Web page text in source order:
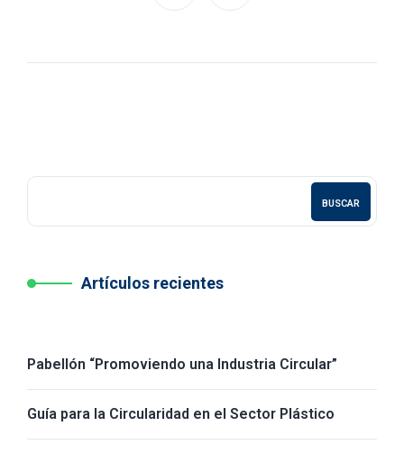
BUSCAR
Artículos recientes
Pabellón “Promoviendo una Industria Circular”
Guía para la Circularidad en el Sector Plástico